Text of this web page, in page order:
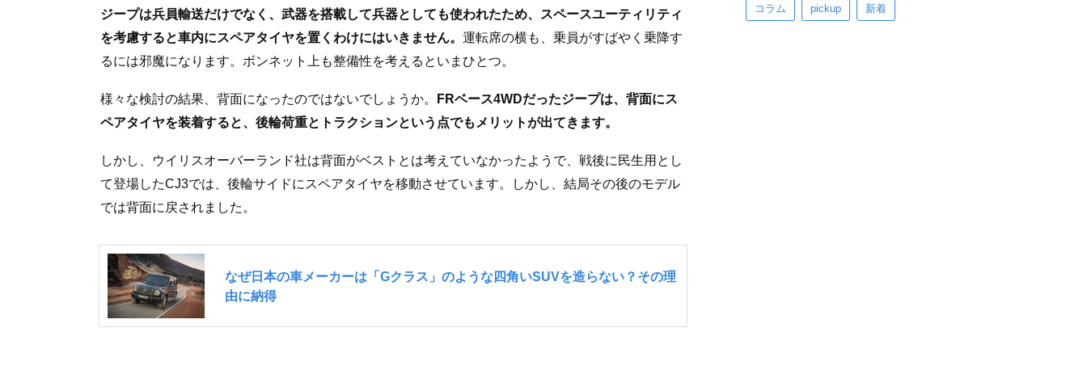
ジープは兵員輸送だけでなく、武器を搭載して兵器としても使われたため、スペースユーティリティ
を考慮すると車内にスペアタイヤを置くわけにはいきません。 運転席の横も、乗員がすばやく乗降す
るには邪魔になります。ボンネット上も整備性を考えるといまひとつ。
様々な検討の結果、背面になったのではないでしょうか。 FRベース4WDだったジープは、背面にス
ペアタイヤを装着すると、後輪荷重とトラクションという点でもメリットが出てきます。
しかし、ウイリスオーバーランド社は背面がベストとは考えていなかったようで、戦後に民生用とし
て登場したCJ3では、後輪サイドにスペアタイヤを移動させています。しかし、結局その後のモデル
では背面に戻されました。
コラム pickup 新着